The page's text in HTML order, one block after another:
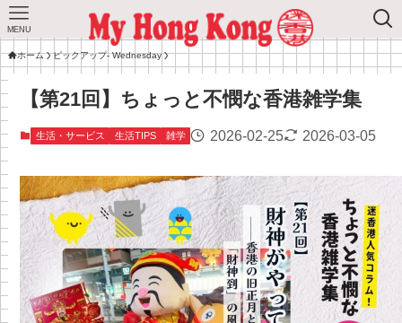
MENU
ホーム ピックアップ- Wednesday
【第21回】ちょっと不憫な香港雑学集
生活・サービス 生活TIPS 雑学 2026-02-25 2026-03-05